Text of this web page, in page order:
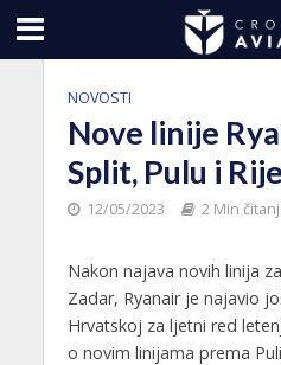
NOVOSTI
Nove linije
Split, Pulu i
12/05/2023 2 Min
Nakon najava novih linija
Zadar, Ryanair je najavio
Hrvatskoj za ljetni red
o novim linijama prema